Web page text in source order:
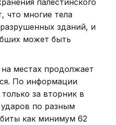
что многие тела
зданий, и
может быть
местах продолжает
По информации
за вторник в
ударов по разным
как минимум 62